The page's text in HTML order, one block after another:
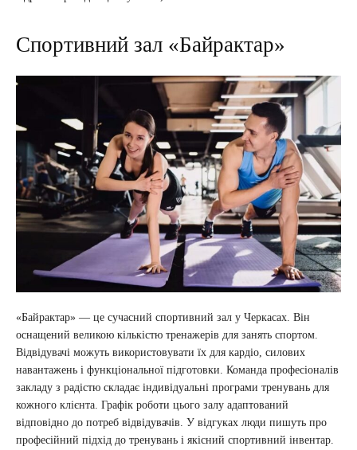
Спортивний зал «Байрактар»
«Байрактар» — це сучасний спортивний зал у Черкасах. Він
оснащений великою кількістю тренажерів для занять спортом.
Відвідувачі можуть використовувати їх для кардіо, силових
навантажень і функціональної підготовки. Команда професіоналів
закладу з радістю складає індивідуальні програми тренувань для
кожного клієнта. Графік роботи цього залу адаптований
відповідно до потреб відвідувачів. У відгуках люди пишуть про
професійний підхід до тренувань і якісний спортивний інвентар.